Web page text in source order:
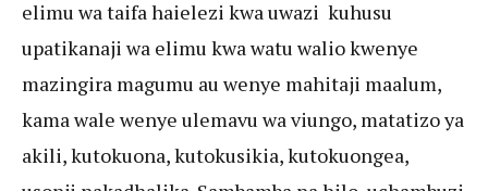
elimu wa taifa haielezi kwa uwazi kuhusu
upatikanaji wa elimu kwa watu walio kwenye
mazingira magumu au wenye mahitaji maalum,
kama wale wenye ulemavu wa viungo, matatizo ya
akili, kutokuona, kutokusikia, kutokuongea,